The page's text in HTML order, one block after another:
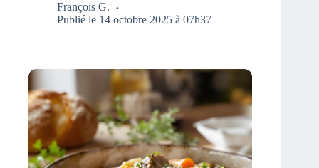
François G.
Publié le 14 octobre 2025 à 07h37